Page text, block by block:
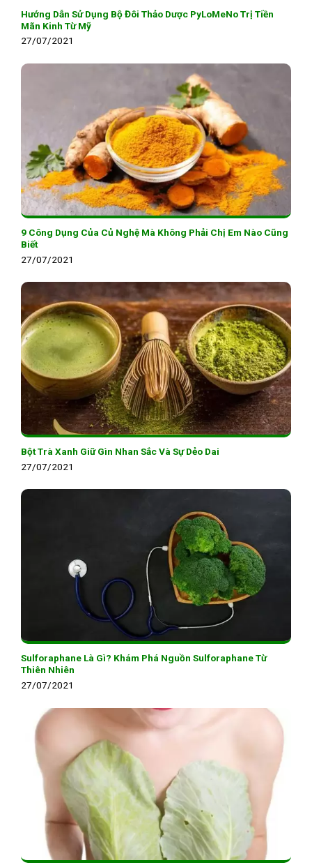
Hướng Dẫn Sử Dụng Bộ Đôi Thảo Dược PyLoMeNo Trị Tiền
Mãn Kinh Từ Mỹ
27/07/2021
9 Công Dụng Của Củ Nghệ Mà Không Phải Chị Em Nào Cũng
Biết
27/07/2021
Bột Trà Xanh Giữ Gìn Nhan Sắc Và Sự Dẻo Dai
27/07/2021
Sulforaphane Là Gì? Khám Phá Nguồn Sulforaphane Từ
Thiên Nhiên
27/07/2021